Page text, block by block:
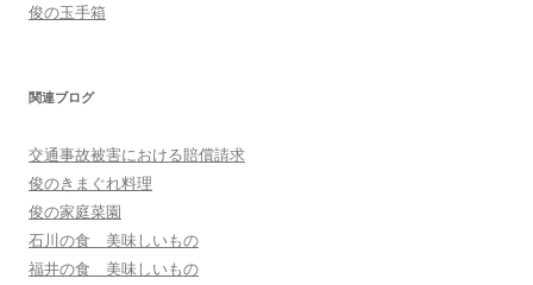
俊の玉手箱
関連ブログ
交通事故被害における賠償請求
俊のきまぐれ料理
俊の家庭菜園
石川の食 美味しいもの
福井の食 美味しいもの